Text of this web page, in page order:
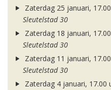
Zaterdag 25 januari,
Sleutelstad 30
Zaterdag 18 januari,
Sleutelstad 30
Zaterdag 11 januari,
Sleutelstad 30
Zaterdag 4 januari, 17.00